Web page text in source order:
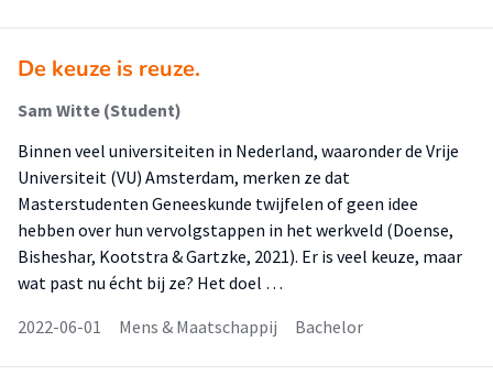
De keuze is reuze.
Sam Witte (Student)
Binnen veel universiteiten in Nederland, waaronder de Vrije
Universiteit (VU) Amsterdam, merken ze dat
Masterstudenten Geneeskunde twijfelen of geen idee
hebben over hun vervolgstappen in het werkveld (Doense,
Bisheshar, Kootstra & Gartzke, 2021). Er is veel keuze, maar
wat past nu écht bij ze? Het doel …
2022-06-01
Mens & Maatschappij Bachelor